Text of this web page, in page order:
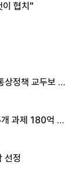
협치"
정책 교두보 활
과제 180억 지
선정